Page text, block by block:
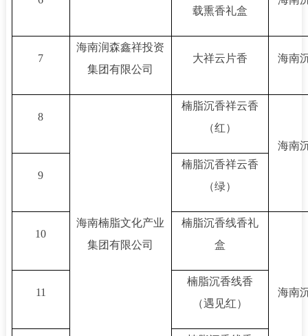
载熏香礼盒
7
海南润森鑫祥投资
集团有限公司
大祥云片香 海南
8
海南楠脂文化产业
集团有限公司
楠脂沉香祥云香
（红）
海南
9
楠脂沉香祥云香
（绿）
10
楠脂沉香线香礼
盒
海南
11
楠脂沉香线香
（遇见红）